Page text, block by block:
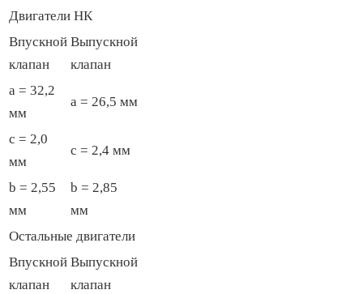
Двигатели НК
Впускной
клапан
Выпускной
клапан
a = 32,2
мм
a = 26,5 мм
с = 2,0
мм
с = 2,4 мм
b = 2,55
мм
b = 2,85
мм
Остальные двигатели
Впускной
клапан
Выпускной
клапан